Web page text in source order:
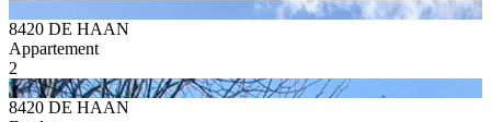
8420 DE HAAN
Appartement
2
8420 DE HAAN